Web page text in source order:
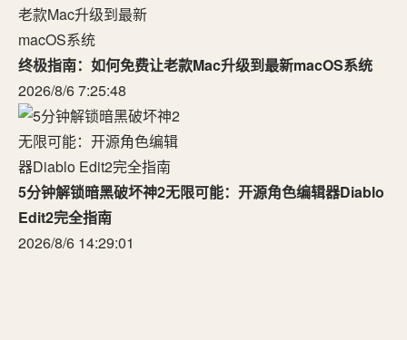
终极指南：如何免费让老款Mac升级到最新macOS系统
2026/8/6 7:25:48
5分钟解锁暗黑破坏神2无限可能：开源角色编辑器Diablo
Edit2完全指南
2026/8/6 14:29:01